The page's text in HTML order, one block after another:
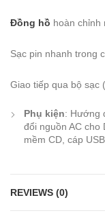
Đồng hồ hoàn chỉnh
Sạc pin nhanh trong
Giao tiếp qua bộ sạc
Phụ kiện: Hướng
đổi nguồn AC cho
mềm CD, cáp USB.
REVIEWS (0)